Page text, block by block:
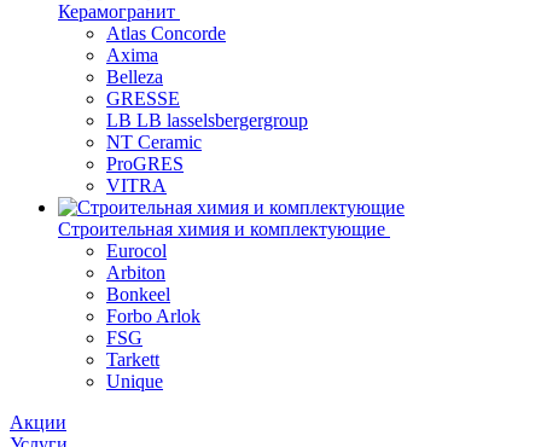
Керамогранит
Atlas Concorde
Axima
Belleza
GRESSE
LB LB lasselsbergergroup
NT Ceramic
ProGRES
VITRA
Строительная химия и комплектующие
Eurocol
Arbiton
Bonkeel
Forbo Arlok
FSG
Tarkett
Unique
Акции